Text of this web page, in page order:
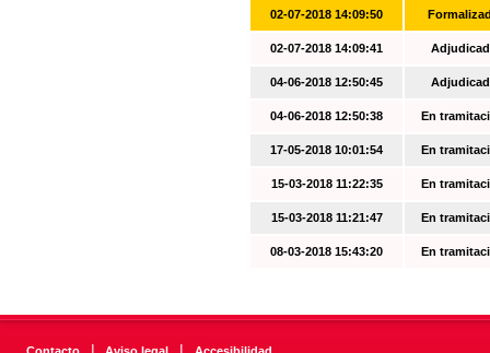
02-07-2018 14:09:50
02-07-2018 14:09:41
04-06-2018 12:50:45
04-06-2018 12:50:38 En
17-05-2018 10:01:54 En
15-03-2018 11:22:35 En
15-03-2018 11:21:47 En
08-03-2018 15:43:20 En